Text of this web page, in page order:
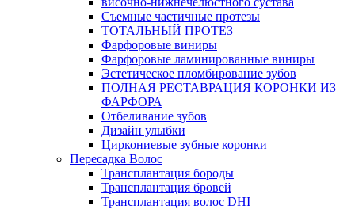
Съемные частичные протезы
ТОТАЛЬНЫЙ ПРОТЕЗ
Фарфоровые виниры
Фарфоровые ламинированные виниры
Эстетическое пломбирование зубов
ПОЛНАЯ РЕСТАВРАЦИЯ КОРОНКИ ИЗ
ФАРФОРА
Отбеливание зубов
Дизайн улыбки
Циркониевые зубные коронки
Пересадка Волос
Трансплантация бороды
Трансплантация бровей
Трансплантация волос DHI